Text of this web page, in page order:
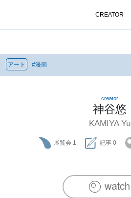
CREATOR
アート #漫画
creator
神谷悠
KAMIYA Yu
展覧会 1 記事 0